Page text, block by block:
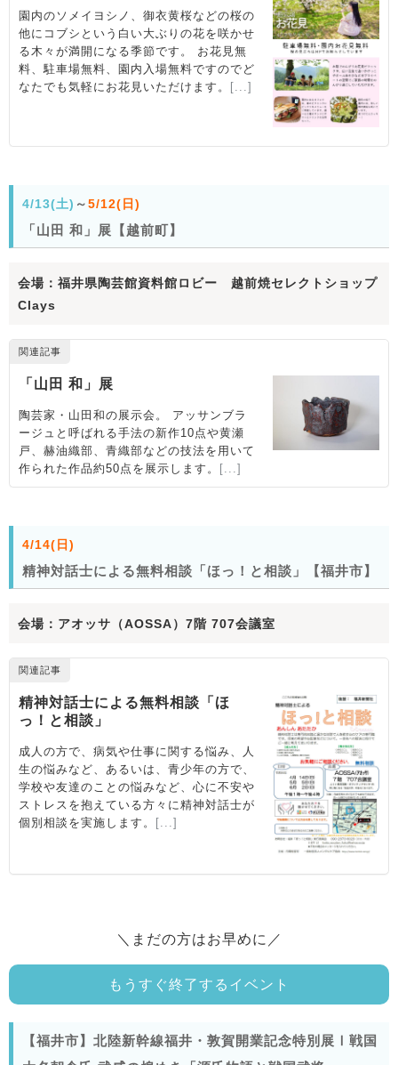
4/13(土) ～5/12(日)
「山田 和」展【越前町】
会場：福井県陶芸館資料館ロビー 越前焼セレクトショップ
Clays
4/14(日)
精神対話士による無料相談「ほっ！と相談」【福井市】
会場：アオッサ（AOSSA）7階 707会議室
＼まだの方はお早めに／
もうすぐ終了するイベント
【福井市】北陸新幹線福井・敦賀開業記念特別展Ⅰ戦国